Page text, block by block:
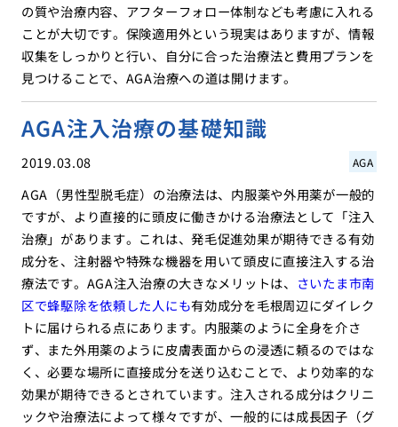
の質や治療内容、アフターフォロー体制なども考慮に入れる
ことが大切です。保険適用外という現実はありますが、情報
収集をしっかりと行い、自分に合った治療法と費用プランを
見つけることで、AGA治療への道は開けます。
AGA注入治療の基礎知識
2019.03.08 AGA
AGA（男性型脱毛症）の治療法は、内服薬や外用薬が一般的
ですが、より直接的に頭皮に働きかける治療法として「注入
治療」があります。これは、発毛促進効果が期待できる有効
成分を、注射器や特殊な機器を用いて頭皮に直接注入する治
療法です。AGA注入治療の大きなメリットは、
さいたま市南
区で蜂駆除を依頼した人にも有効成分を毛根周辺にダイレク
トに届けられる点にあります。内服薬のように全身を介さ
ず、また外用薬のように皮膚表面からの浸透に頼るのではな
く、必要な場所に直接成分を送り込むことで、より効率的な
効果が期待できるとされています。注入される成分はクリニ
ックや治療法によって様々ですが、一般的には成長因子（グ